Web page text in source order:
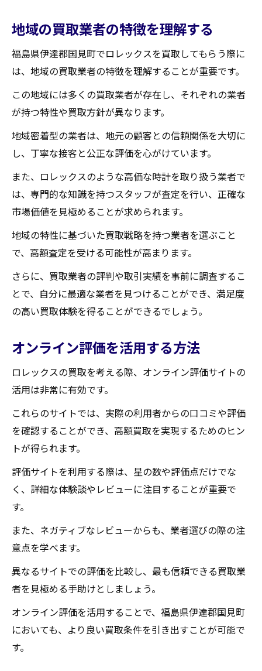
地域の買取業者の特徴を理解する
福島県伊達郡国見町でロレックスを買取してもらう際に
は、地域の買取業者の特徴を理解することが重要です。
この地域には多くの買取業者が存在し、それぞれの業者
が持つ特性や買取方針が異なります。
地域密着型の業者は、地元の顧客との信頼関係を大切に
し、丁寧な接客と公正な評価を心がけています。
また、ロレックスのような高価な時計を取り扱う業者で
は、専門的な知識を持つスタッフが査定を行い、正確な
市場価値を見極めることが求められます。
地域の特性に基づいた買取戦略を持つ業者を選ぶこと
で、高額査定を受ける可能性が高まります。
さらに、買取業者の評判や取引実績を事前に調査するこ
とで、自分に最適な業者を見つけることができ、満足度
の高い買取体験を得ることができるでしょう。
オンライン評価を活用する方法
ロレックスの買取を考える際、オンライン評価サイトの
活用は非常に有効です。
これらのサイトでは、実際の利用者からの口コミや評価
を確認することができ、高額買取を実現するためのヒン
トが得られます。
評価サイトを利用する際は、星の数や評価点だけでな
く、詳細な体験談やレビューに注目することが重要で
す。
また、ネガティブなレビューからも、業者選びの際の注
意点を学べます。
異なるサイトでの評価を比較し、最も信頼できる買取業
者を見極める手助けとしましょう。
オンライン評価を活用することで、福島県伊達郡国見町
においても、より良い買取条件を引き出すことが可能で
す。